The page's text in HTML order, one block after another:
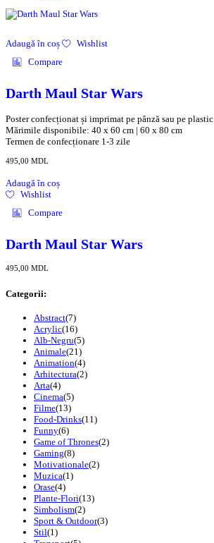
Adaugă în coș
Wishlist
Compare
Darth Maul Star Wars
Poster confecționat și imprimat pe pânză sau pe plastic
Mărimile disponibile: 40 x 60 cm | 60 x 80 cm
Termen de confecționare 1-3 zile
495,00 MDL
Adaugă în coș
Wishlist
Compare
Darth Maul Star Wars
495,00 MDL
Categorii:
Abstract(7)
Acrylic(16)
Alb-Negru(5)
Animale(21)
Animation(4)
Arhitectura(2)
Arta(4)
Cinema(5)
Filme(13)
Food-Drinks(11)
Funny(6)
Game of Thrones(2)
Gaming(8)
Motivationale(2)
Muzica(1)
Orase(4)
Plante-Flori(13)
Simbolism(2)
Sport & Outdoor(3)
Stil(1)